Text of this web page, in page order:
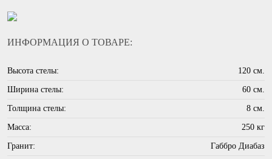
ИНФОРМАЦИЯ О ТОВАРЕ:
Высота стелы: 120 см.
Ширина стелы: 60 см.
Толщина стелы: 8 см.
Масса: 250 кг
Гранит: Габбро Диабаз